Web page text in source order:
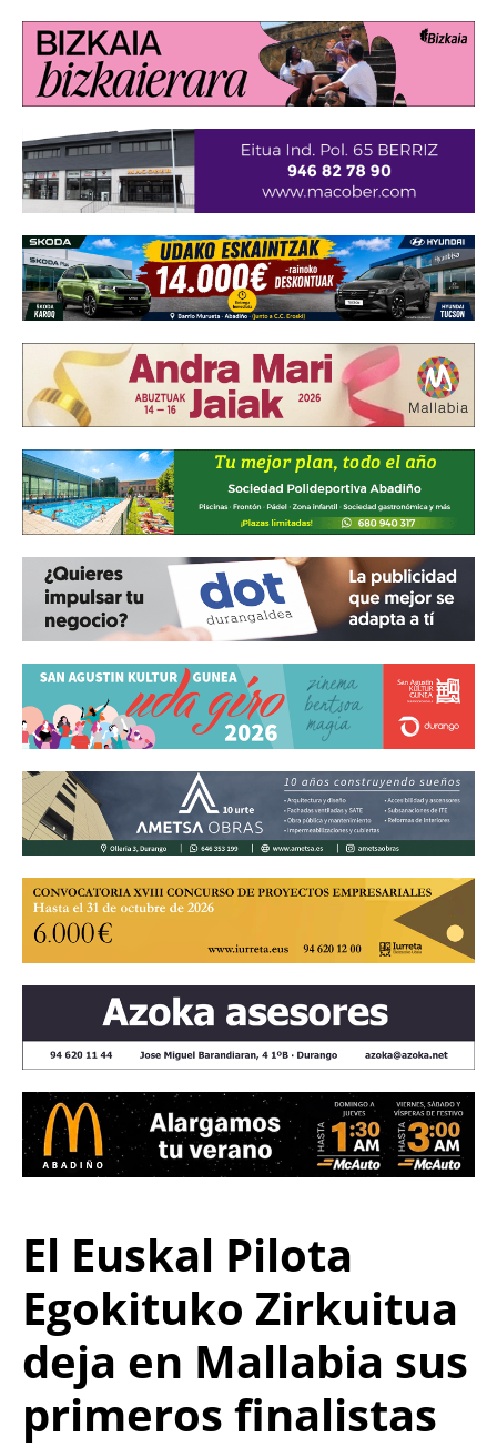
El Euskal Pilota
Egokituko Zirkuitua
deja en Mallabia sus
primeros finalistas